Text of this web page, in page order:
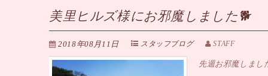
美里ヒルズ様にお邪魔しました🐕
2018年08月11日 スタッフブログ STAFF
先週お邪魔しまし